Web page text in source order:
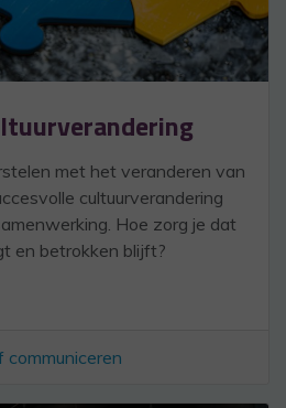
met het veranderen van
cultuurverandering
Hoe zorg je dat
en betrokken blijft?
communiceren